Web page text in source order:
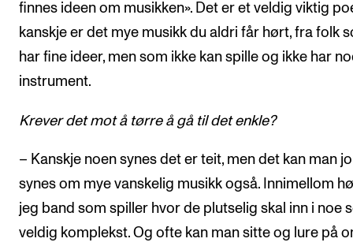
finnes ideen om musikken». Det er et veldig viktig
kanskje er det mye musikk du aldri får hørt, fra folk
har fine ideer, men som ikke kan spille og ikke har
instrument.
Krever det mot å tørre å gå til det enkle?
– Kanskje noen synes det er teit, men det kan man jo
synes om mye vanskelig musikk også. Innimellom
jeg band som spiller hvor de plutselig skal inn i noe
veldig komplekst. Og ofte kan man sitte og lure på